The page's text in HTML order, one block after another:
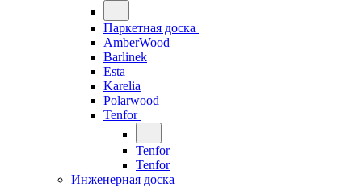
Паркетная доска
AmberWood
Barlinek
Esta
Karelia
Polarwood
Tenfor
Tenfor
Tenfor
Инженерная доска